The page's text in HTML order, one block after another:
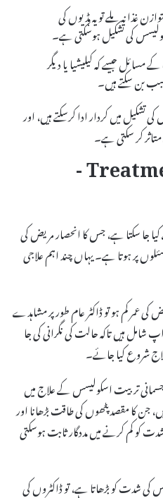
غذا نہ ملے تو یہ ہڈیوں کی
کی تشکیل ہوسکتی ہے۔
جیسے کہ کیلیشیا یا دیگر
بن سکتے ہیں۔
میں کردار ادا کرسکتے ہیں، اور
کر سکتی ہے۔
Treatment of Scoliosis -
جا سکتا ہے، جس کا انحصار مریض کی
پر ہوتا ہے۔ یہاں چند اہم علاجی
کی عمر کم ہو تو ڈاکٹر عام طور پر مشاہدے
شامل ہیں تاکہ حالت کی نگرانی کی جا
شروع کیا جائے۔
جسمانی تربیت اسکولیسس کے علاج میں
کا مقصد پٹھوں کی طاقت بڑھانا اور
کو کم کرنے میں مددگار ثابت ہوسکتی
کی شدت کو بڑھاتا ہے، تو ڈاکٹروں کی